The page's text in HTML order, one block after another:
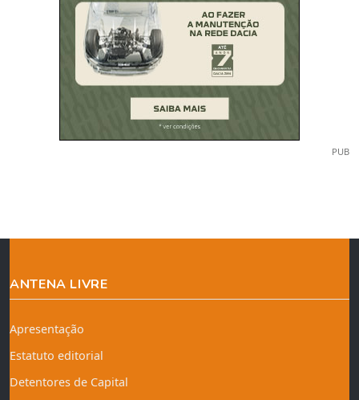
PUB
ANTENA LIVRE
Apresentação
Estatuto editorial
Detentores de Capital